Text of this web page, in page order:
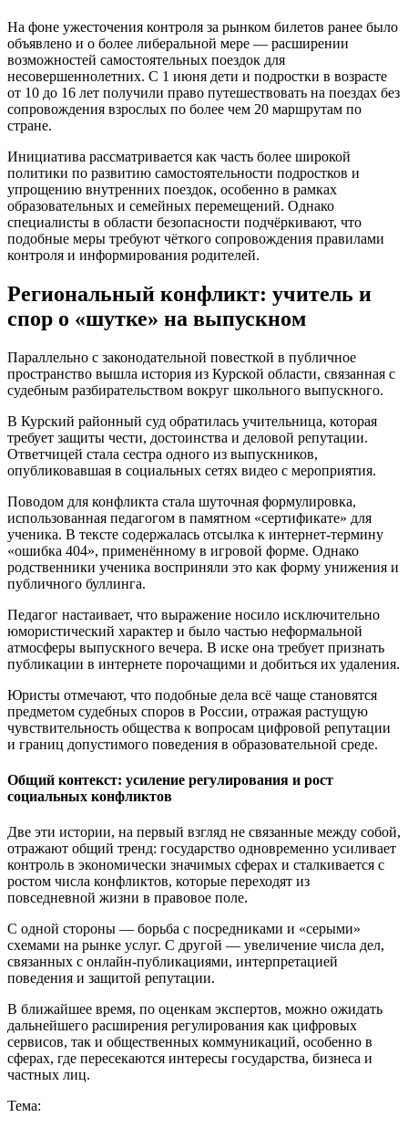
На фоне ужесточения контроля за рынком билетов ранее было
объявлено и о более либеральной мере — расширении
возможностей самостоятельных поездок для
несовершеннолетних. С 1 июня дети и подростки в возрасте
от 10 до 16 лет получили право путешествовать на поездах без
сопровождения взрослых по более чем 20 маршрутам по
стране.
Инициатива рассматривается как часть более широкой
политики по развитию самостоятельности подростков и
упрощению внутренних поездок, особенно в рамках
образовательных и семейных перемещений. Однако
специалисты в области безопасности подчёркивают, что
подобные меры требуют чёткого сопровождения правилами
контроля и информирования родителей.
Региональный конфликт: учитель и
спор о «шутке» на выпускном
Параллельно с законодательной повесткой в публичное
пространство вышла история из Курской области, связанная с
судебным разбирательством вокруг школьного выпускного.
В Курский районный суд обратилась учительница, которая
требует защиты чести, достоинства и деловой репутации.
Ответчицей стала сестра одного из выпускников,
опубликовавшая в социальных сетях видео с мероприятия.
Поводом для конфликта стала шуточная формулировка,
использованная педагогом в памятном «сертификате» для
ученика. В тексте содержалась отсылка к интернет-термину
«ошибка 404», применённому в игровой форме. Однако
родственники ученика восприняли это как форму унижения и
публичного буллинга.
Педагог настаивает, что выражение носило исключительно
юмористический характер и было частью неформальной
атмосферы выпускного вечера. В иске она требует признать
публикации в интернете порочащими и добиться их удаления.
Юристы отмечают, что подобные дела всё чаще становятся
предметом судебных споров в России, отражая растущую
чувствительность общества к вопросам цифровой репутации
и границ допустимого поведения в образовательной среде.
Общий контекст: усиление регулирования и рост
социальных конфликтов
Две эти истории, на первый взгляд не связанные между собой,
отражают общий тренд: государство одновременно усиливает
контроль в экономически значимых сферах и сталкивается с
ростом числа конфликтов, которые переходят из
повседневной жизни в правовое поле.
С одной стороны — борьба с посредниками и «серыми»
схемами на рынке услуг. С другой — увеличение числа дел,
связанных с онлайн-публикациями, интерпретацией
поведения и защитой репутации.
В ближайшее время, по оценкам экспертов, можно ожидать
дальнейшего расширения регулирования как цифровых
сервисов, так и общественных коммуникаций, особенно в
сферах, где пересекаются интересы государства, бизнеса и
частных лиц.
Тема: